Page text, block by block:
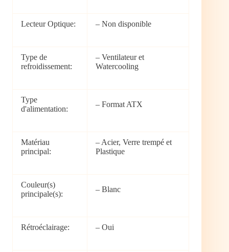
Lecteur Optique: – Non disponible
Type de
refroidissement:
– Ventilateur et
Watercooling
Type
d'alimentation:
– Format ATX
Matériau
principal:
– Acier, Verre trempé et
Plastique
Couleur(s)
principale(s):
– Blanc
Rétroéclairage: – Oui